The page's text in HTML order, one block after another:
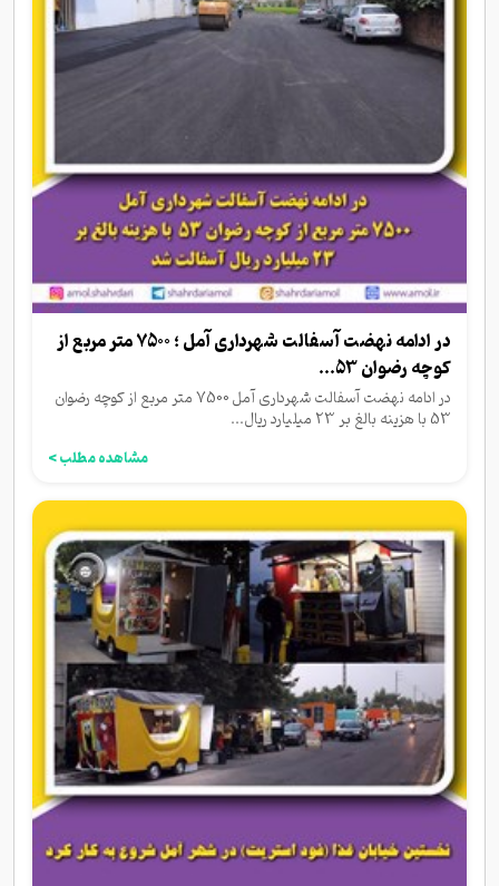
در ادامه نهضت آسفالت شهرداری آمل ؛ 7500 متر مربع از
کوچه رضوان 53...
در ادامه نهضت آسفالت شهرداری آمل 7500 متر مربع از کوچه رضوان
53 با هزینه بالغ بر 23 میلیارد ریال...
مشاهده مطلب >